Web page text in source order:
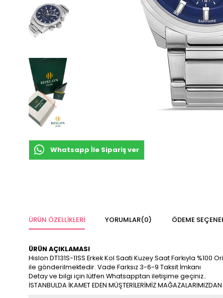
Whatsapp İle Sipariş ver
ÜRÜN ÖZELLIKLERI YORUMLAR(0) ÖDEME
ÜRÜN AÇIKLAMASI
Hislon DT131S-11SS Erkek Kol Saati Kuzey Saat Farkıyla
ile gönderilmektedir. Vade Farksız 3-6-9 Taksit İmkanı
Detay ve bilgi için lütfen Whatsapptan iletişime geçiniz..
İSTANBULDA İKAMET EDEN MÜŞTERİLERİMİZ MAĞAZALARIMIZDAN